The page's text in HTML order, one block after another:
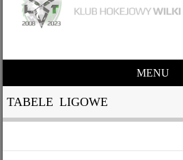
MENU
TABELE LIGOWE